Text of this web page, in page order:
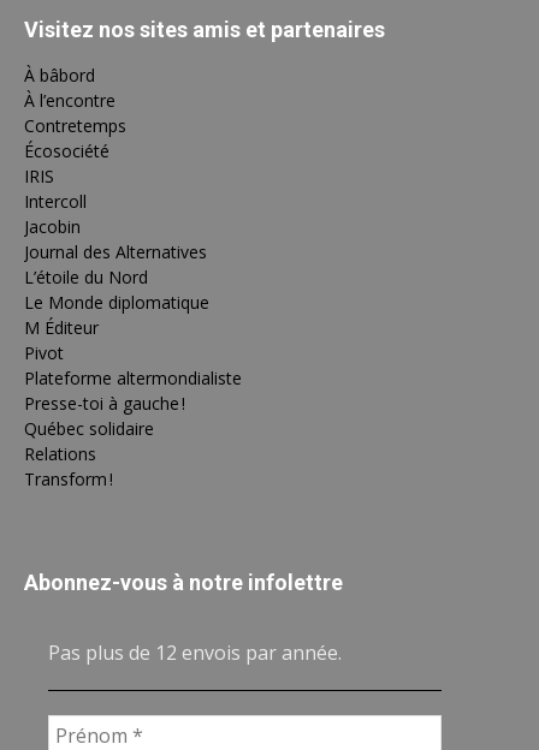
Visitez nos sites amis et partenaires
À bâbord
À l’encontre
Contretemps
Écosociété
IRIS
Intercoll
Jacobin
Journal des Alternatives
L’étoile du Nord
Le Monde diplomatique
M Éditeur
Pivot
Plateforme altermondialiste
Presse-toi à gauche !
Québec solidaire
Relations
Transform !
Abonnez-vous à notre infolettre
Pas plus de 12 envois par année.